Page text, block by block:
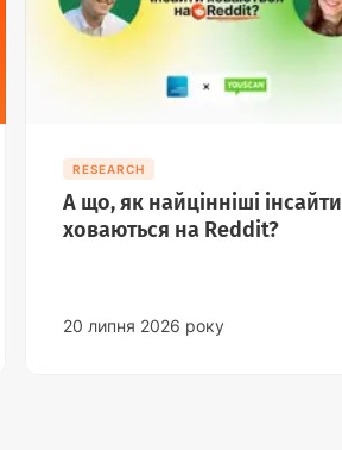
RESEARCH
А що, як найцінніші інсайти
ховаються на Reddit?
20 липня 2026 року